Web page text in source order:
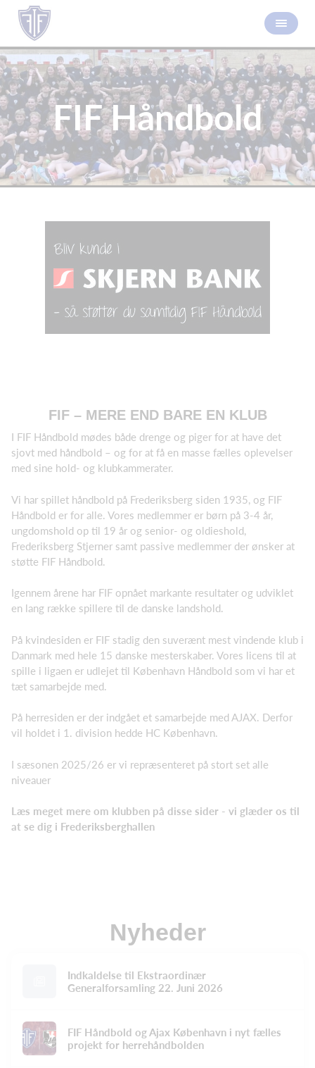
FIF Håndbold
FIF – MERE END BARE EN KLUB
I FIF Håndbold mødes både drenge og piger for at have det
sjovt med håndbold – og for at få en masse fælles oplevelser
med sine hold- og klubkammerater.
Vi har spillet håndbold på Frederiksberg siden 1935, og FIF
Håndbold er for alle. Vores medlemmer er børn på 3-4 år,
ungdomshold op til 19 år og senior- og oldieshold,
Frederiksberg Stjerner samt passive medlemmer der ønsker at
støtte FIF Håndbold.
Igennem årene har FIF opnået markante resultater og udviklet
en lang række spillere til de danske landshold.
På kvindesiden er FIF stadig den suverænt mest vindende klub i
Danmark med hele 15 danske mesterskaber. Vores licens til at
spille i ligaen er udlejet til København Håndbold som vi har et
tæt samarbejde med.
På herresiden er der indgået et samarbejde med AJAX. Derfor
vil holdet i 1. division hedde HC København.
I sæsonen 2025/26 er vi repræsenteret på stort set alle
niveauer
Læs meget mere om klubben på disse sider - vi glæder os til
at se dig i Frederiksberghallen
Nyheder
Indkaldelse til Ekstraordinær
Generalforsamling 22. Juni 2026
FIF Håndbold og Ajax København i nyt fælles
projekt for herrehåndbolden